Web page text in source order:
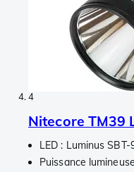
4
Nitecore TM39
LED : Luminus SBT-
Puissance